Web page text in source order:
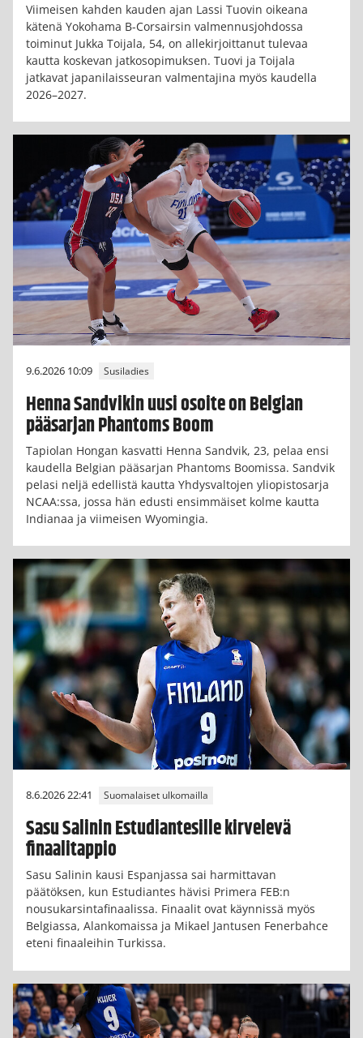
Viimeisen kahden kauden ajan Lassi Tuovin oikeana
kätenä Yokohama B-Corsairsin valmennusjohdossa
toiminut Jukka Toijala, 54, on allekirjoittanut tulevaa
kautta koskevan jatkosopimuksen. Tuovi ja Toijala
jatkavat japanilaisseuran valmentajina myös kaudella
2026–2027.
9.6.2026 10:09 Susiladies
Henna Sandvikin uusi osoite on Belgian
pääsarjan Phantoms Boom
Tapiolan Hongan kasvatti Henna Sandvik, 23, pelaa ensi
kaudella Belgian pääsarjan Phantoms Boomissa. Sandvik
pelasi neljä edellistä kautta Yhdysvaltojen yliopistosarja
NCAA:ssa, jossa hän edusti ensimmäiset kolme kautta
Indianaa ja viimeisen Wyomingia.
8.6.2026 22:41 Suomalaiset ulkomailla
Sasu Salinin Estudiantesille kirvelevä
finaalitappio
Sasu Salinin kausi Espanjassa sai harmittavan
päätöksen, kun Estudiantes hävisi Primera FEB:n
nousukarsintafinaalissa. Finaalit ovat käynnissä myös
Belgiassa, Alankomaissa ja Mikael Jantusen Fenerbahce
eteni finaaleihin Turkissa.